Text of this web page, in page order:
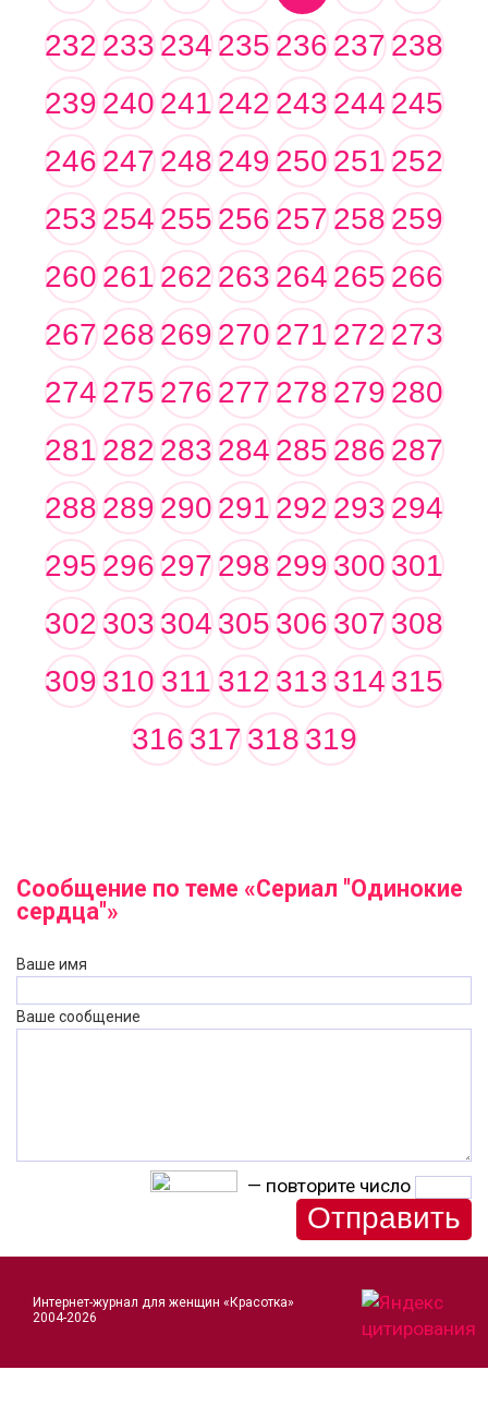
232233234235236237238
239240241242243244245
246247248249250251252
253254255256257258259
260261262263264265266
267268269270271272273
274275276277278279280
281282283284285286287
288289290291292293294
295296297298299300301
302303304305306307308
309310311312313314315
316317318319
Сообщение по теме «Сериал "Одинокие
сердца"»
Ваше имя
Ваше сообщение
— повторите число
Интернет-журнал для женщин «Красотка»
2004-2026